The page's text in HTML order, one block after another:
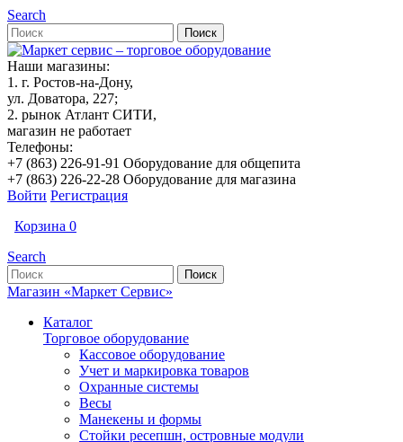
Search
Наши магазины:
1. г. Ростов-на-Дону,
ул. Доватора, 227;
2. рынок Атлант СИТИ,
магазин не работает
Телефоны:
+7 (863) 226-91-91 Оборудование для общепита
+7 (863) 226-22-28 Оборудование для магазина
Войти Регистрация
Корзина 0
Search
Магазин «Маркет Сервис»
Каталог
Торговое оборудование
Кассовое оборудование
Учет и маркировка товаров
Охранные системы
Весы
Манекены и формы
Стойки ресепшн, островные модули